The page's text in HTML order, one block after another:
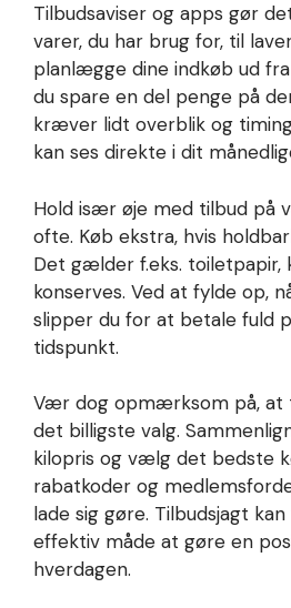
Tilbudsaviser og apps gør
varer, du har brug for, til
planlægge dine indkøb ud
du spare en del penge på
kræver lidt overblik og
kan ses direkte i dit
Hold især øje med tilbud på
ofte. Køb ekstra, hvis
Det gælder f.eks. toiletpapir,
konserves. Ved at fylde op,
slipper du for at betale fuld
tidspunkt.
Vær dog opmærksom på, at
det billigste valg.
kilopris og vælg det bedste
rabatkoder og
lade sig gøre. Tilbudsjagt
effektiv måde at gøre en
hverdagen.